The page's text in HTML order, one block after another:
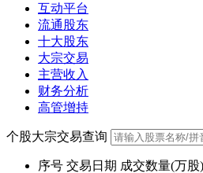
互动平台
流通股东
十大股东
大宗交易
主营收入
财务分析
高管增持
个股大宗交易查询
序号 交易日期 成交数量(万股)